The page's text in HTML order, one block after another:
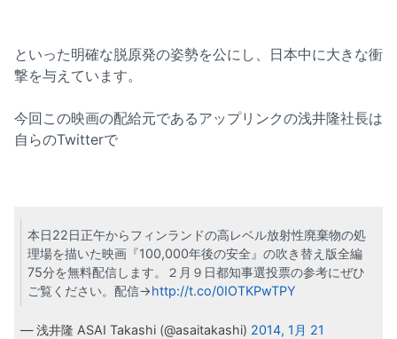
といった明確な脱原発の姿勢を公にし、日本中に大きな衝
撃を与えています。
今回この映画の配給元であるアップリンクの浅井隆社長は
自らのTwitterで
本日22日正午からフィンランドの高レベル放射性廃棄物の処
理場を描いた映画『100,000年後の安全』の吹き替え版全編
75分を無料配信します。２月９日都知事選投票の参考にぜひ
ご覧ください。配信→http://t.co/0IOTKPwTPY
— 浅井隆 ASAI Takashi (@asaitakashi) 2014, 1月 21